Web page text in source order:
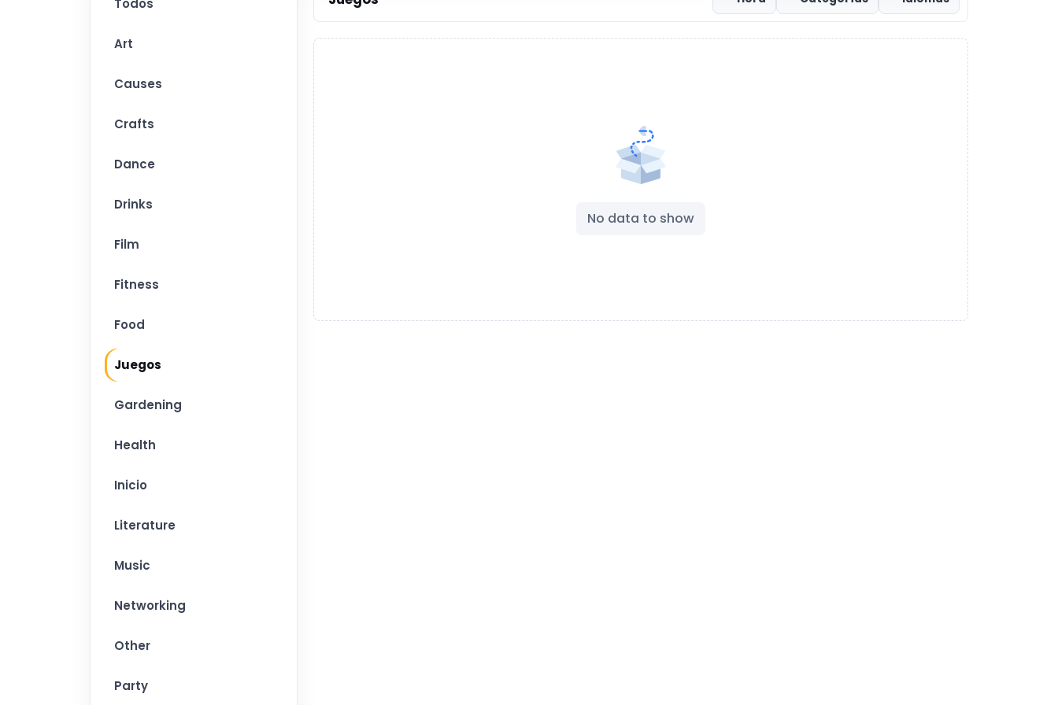
Todos
Art
Causes
Crafts
Dance
Drinks
Film
Fitness
Food
Juegos
Gardening
Health
Inicio
Literature
Music
Networking
Other
Party
No data to show